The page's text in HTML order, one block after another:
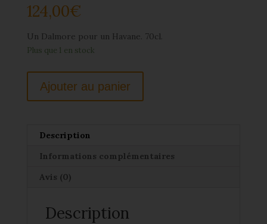
124,00€
Un Dalmore pour un Havane. 70cl.
Plus que 1 en stock
Ajouter au panier
Description
Informations complémentaires
Avis (0)
Description